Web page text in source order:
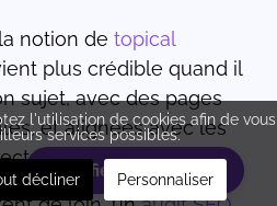
notion de topical
plus crédible quand il
sujet, avec des pages
et alignées avec les
Planifiez votre rdv
l'utilisation de cookies afin de vous
services possibles.
décliner Personnaliser